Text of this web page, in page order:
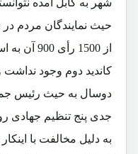
شهر به کابل آمده
حیث نمایندگان مردم
از 1500
کاندید دوم وجود نداشت
دوسال به حیث رئیس
جدی پنج تنظیم جهادی
به دلیل مخالفت با